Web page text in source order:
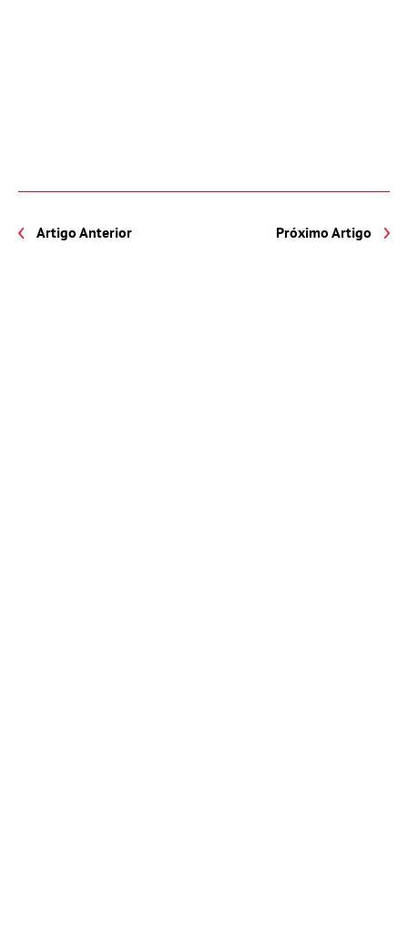
Artigo Anterior Próximo Artigo